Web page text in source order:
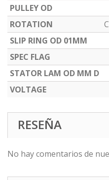
PULLEY OD
ROTATION
SLIP RING OD 01MM
SPEC FLAG
STATOR LAM OD MM D
VOLTAGE
RESEÑA
No hay comentarios de